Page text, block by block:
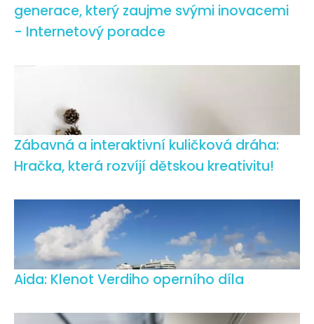
generace, který zaujme svými inovacemi
- Internetový poradce
Zábavná a interaktivní kuličková dráha:
Hračka, která rozvíjí dětskou kreativitu!
Aida: Klenot Verdiho operního díla